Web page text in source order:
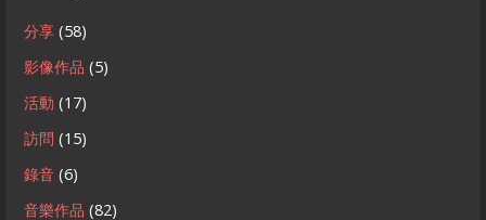
分享 (58)
影像作品 (5)
活動 (17)
訪問 (15)
錄音 (6)
音樂作品 (82)